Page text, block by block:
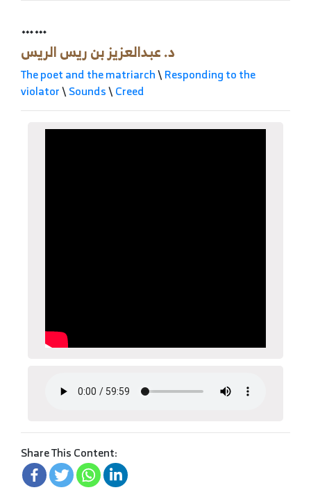
……
د. عبدالعزيز بن ريس الريس
The poet and the matriarch\Responding to the
violator\Sounds\Creed
Share This Content: